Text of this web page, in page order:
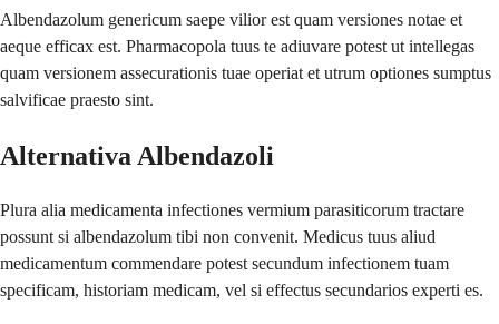
Albendazolum genericum saepe vilior est quam versiones notae et
aeque efficax est. Pharmacopola tuus te adiuvare potest ut intellegas
quam versionem assecurationis tuae operiat et utrum optiones sumptus
salvificae praesto sint.
Alternativa Albendazoli
Plura alia medicamenta infectiones vermium parasiticorum tractare
possunt si albendazolum tibi non convenit. Medicus tuus aliud
medicamentum commendare potest secundum infectionem tuam
specificam, historiam medicam, vel si effectus secundarios experti es.